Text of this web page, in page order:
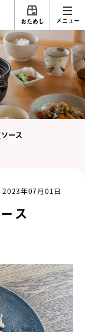
おためし メニュー
ース
2023年07月01日
ス